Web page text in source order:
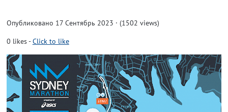
Опубликовано 17 Сентябрь 2023 · (1502 views)
0 likes-Click to like